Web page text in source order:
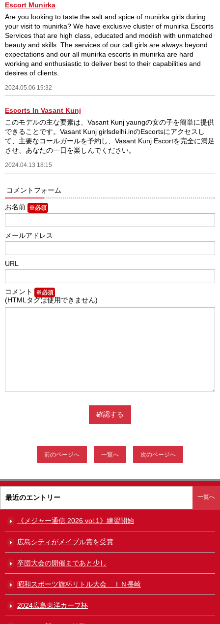
Escort Munirka
Are you looking to taste the salt and spice of munirka girls during
your visit to munirka? We have exclusive cluster of munirka Escorts
Services that are high class, educated and modish with unmatched
beauty and skills. The services of our call girls are always beyond
expectations and our all munirka escorts in munirka are hard
working and enthusiastic to deliver best to their capabilities and
desires of clients.
2024.05.06 19:32
Escorts In Vasant Kunj
このモデルの主な要素は、Vasant Kunj yaungの女の子を簡単に提供
できることです。Vasant Kunj girlsdelhi.inのEscortsにアクセスし
て、主要なコールガールを予約し、Vasant Kunj Escortを完全に満足
させ、あなたの一日を楽しんでください。
2024.04.13 18:15
コメントフォーム
お名前 ※必須
メールアドレス
URL
コメント ※必須
(HTMLタグは使用できません)
前のページへ 一覧へ 次のページへ
最近のエントリー 一覧へ
《メジャー通信 2026 vol.1》練習開始
広島シティがメイプル賞を受賞
卒団大会の開催まであと少し
昭和スポーツ旗杯リトル大会 ＩＮ長崎
2024広島東洋カープ杯